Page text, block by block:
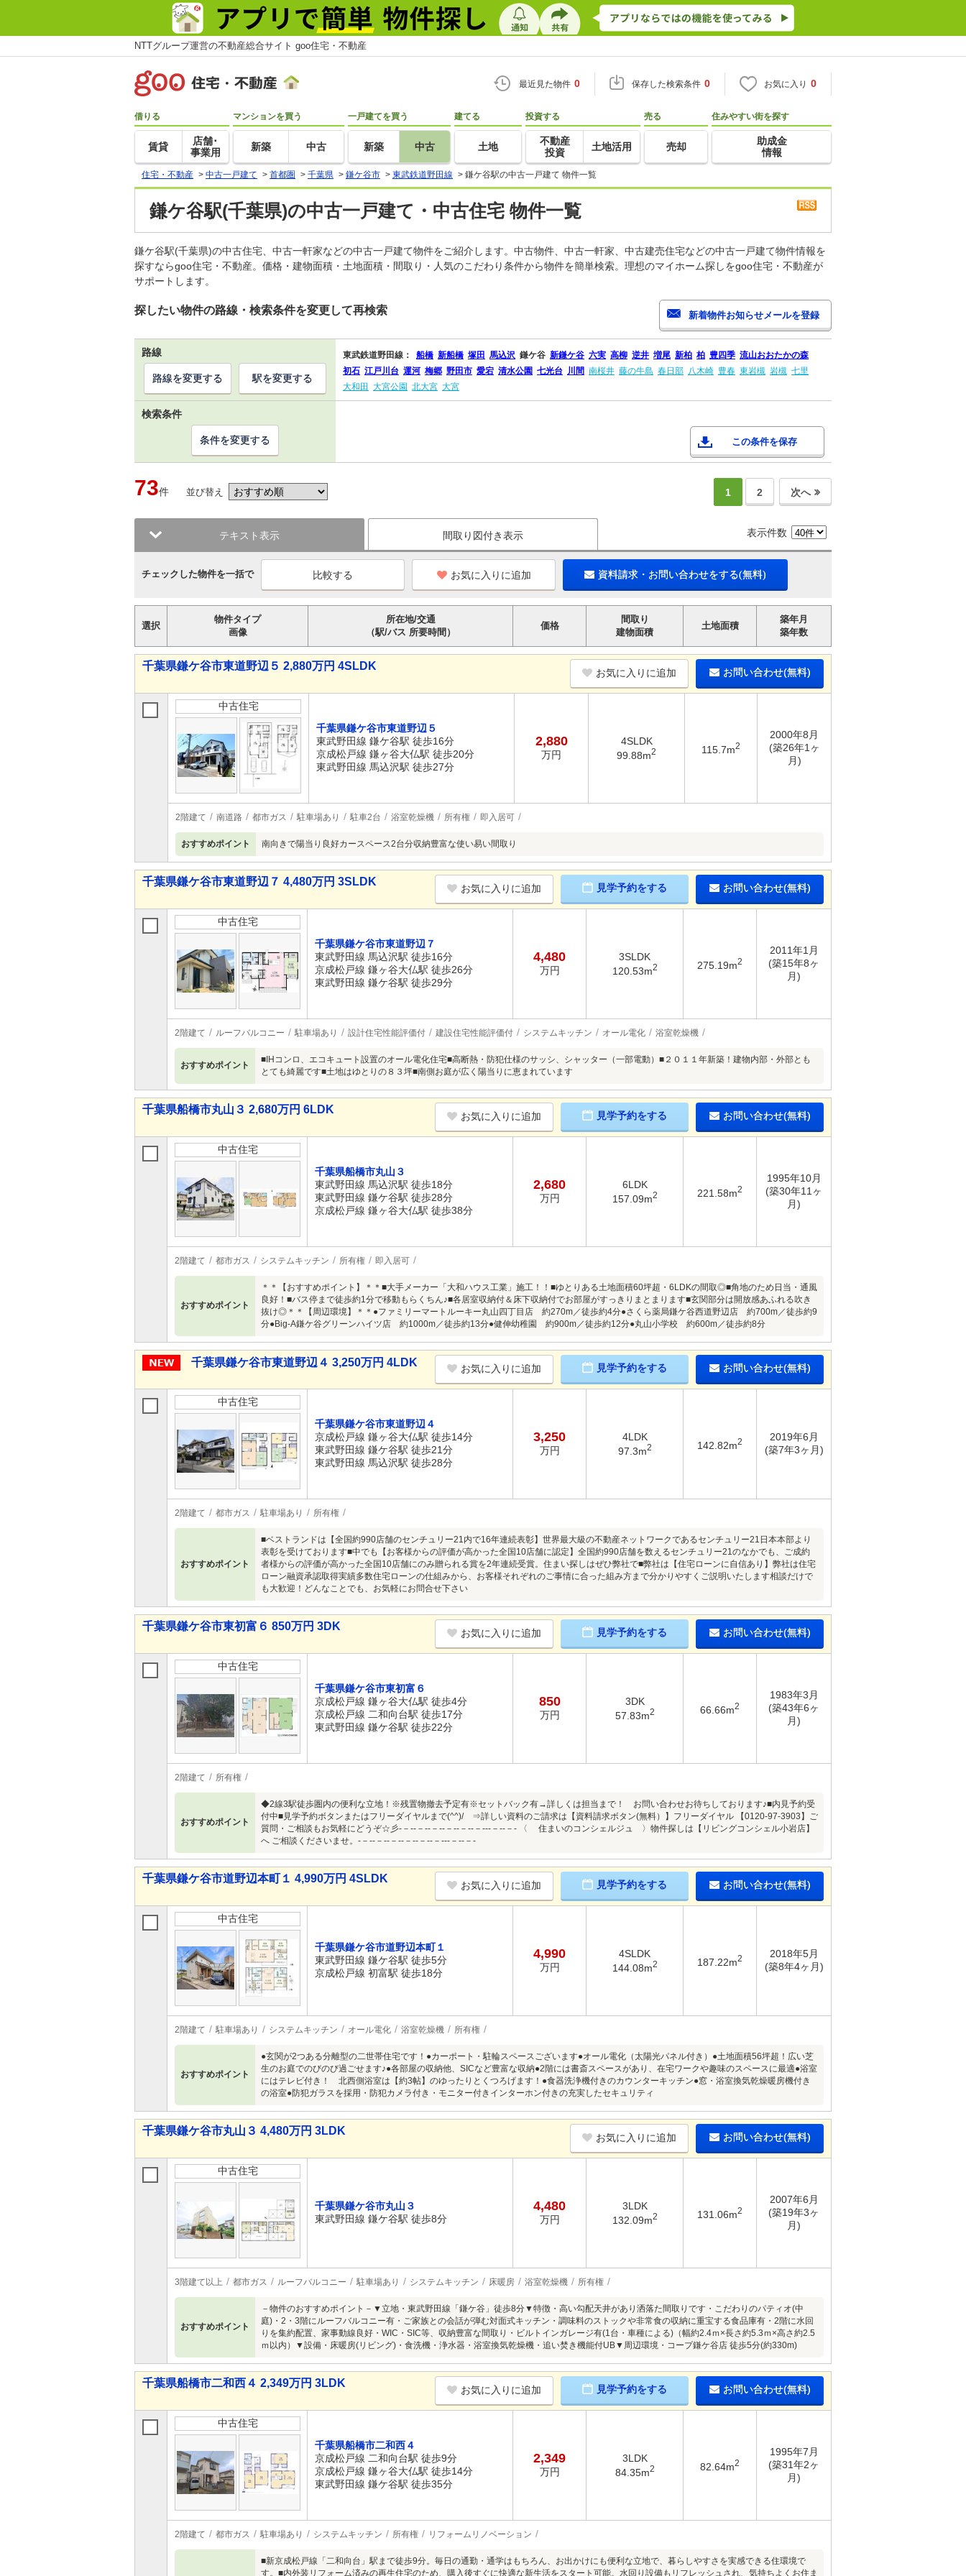
NTTグループ運営の不動産総合サイト goo住宅・不動産
最近見た物件 0 保存した検索条件 0 お気に入り 0
借りる
賃貸
店舗･
事業用
マンションを買う
新築 中古
一戸建てを買う
新築 中古
建てる
土地
投資する
不動産
投資
土地活用
売る
売却
住みやすい街を探す
助成金
情報
住宅・不動産 > 中古一戸建て > 首都圏 > 千葉県 > 鎌ケ谷市 > 東武鉄道野田線 > 鎌ケ谷駅の中古一戸建て 物件一覧
鎌ケ谷駅(千葉県)の中古一戸建て・中古住宅 物件一覧
鎌ケ谷駅(千葉県)の中古住宅、中古一軒家などの中古一戸建て物件をご紹介します。中古物件、中古一軒家、中古建売住宅などの中古一戸建て物件情報を
探すならgoo住宅・不動産。価格・建物面積・土地面積・間取り・人気のこだわり条件から物件を簡単検索。理想のマイホーム探しをgoo住宅・不動産が
サポートします。
探したい物件の路線・検索条件を変更して再検索
路線 東武鉄道野田線： 船橋 新船橋 塚田 馬込沢 鎌ケ谷 新鎌ケ谷 六実 高柳 逆井 増尾 新柏 柏 豊四季 流山おおたかの森
初石 江戸川台 運河 梅郷 野田市 愛宕 清水公園 七光台 川間 南桜井 藤の牛島 春日部 八木崎 豊春 東岩槻 岩槻 七里
大和田 大宮公園 北大宮 大宮
路線を変更する 駅を変更する
検索条件
この条件を保存
条件を変更する
73件 並び替え 1 2 次へ
テキスト表示 間取り図付き表示 表示件数
チェックした物件を一括で お気に入りに追加 資料請求・お問い合わせをする(無料)
選択
物件タイプ
画像
所在地/交通
（駅/バス 所要時間）
価格
間取り
建物面積
土地面積
築年月
築年数
千葉県鎌ケ谷市東道野辺５ 2,880万円 4SLDK
お気に入りに追加 お問い合わせ(無料)
中古住宅
千葉県鎌ケ谷市東道野辺５
東武野田線 鎌ケ谷駅 徒歩16分
京成松戸線 鎌ヶ谷大仏駅 徒歩20分
東武野田線 馬込沢駅 徒歩27分
2,880
万円
4SLDK
99.88m2 115.7m2
2000年8月
(築26年1ヶ
月)
2階建て 南道路 都市ガス 駐車場あり 駐車2台 浴室乾燥機 所有権 即入居可
おすすめポイント 南向きで陽当り良好カースペース2台分収納豊富な使い易い間取り
千葉県鎌ケ谷市東道野辺７ 4,480万円 3SLDK
お気に入りに追加 見学予約をする お問い合わせ(無料)
中古住宅
千葉県鎌ケ谷市東道野辺７
東武野田線 馬込沢駅 徒歩16分
京成松戸線 鎌ヶ谷大仏駅 徒歩26分
東武野田線 鎌ケ谷駅 徒歩29分
4,480
万円
3SLDK
120.53m2 275.19m2
2011年1月
(築15年8ヶ
月)
2階建て ルーフバルコニー 駐車場あり 設計住宅性能評価付 建設住宅性能評価付 システムキッチン オール電化 浴室乾燥機
おすすめポイント
■IHコンロ、エコキュート設置のオール電化住宅■高断熱・防犯仕様のサッシ、シャッター（一部電動）■２０１１年新築！建物内部・外部とも
とても綺麗です■土地はゆとりの８３坪■南側お庭が広く陽当りに恵まれています
千葉県船橋市丸山３ 2,680万円 6LDK
お気に入りに追加 見学予約をする お問い合わせ(無料)
中古住宅
千葉県船橋市丸山３
東武野田線 馬込沢駅 徒歩18分
東武野田線 鎌ケ谷駅 徒歩28分
京成松戸線 鎌ヶ谷大仏駅 徒歩38分
2,680
万円
6LDK
157.09m2 221.58m2
1995年10月
(築30年11ヶ
月)
2階建て 都市ガス システムキッチン 所有権 即入居可
おすすめポイント
＊＊【おすすめポイント】＊＊■大手メーカー「大和ハウス工業」施工！！■ゆとりある土地面積60坪超・6LDKの間取◎■角地のため日当・通風
良好！■バス停まで徒歩約1分で移動もらくちん♪■各居室収納付＆床下収納付でお部屋がすっきりまとまります■玄関部分は開放感あふれる吹き
抜け◎＊＊【周辺環境】＊＊●ファミリーマートルーキー丸山四丁目店 約270m／徒歩約4分●さくら薬局鎌ケ谷西道野辺店 約700m／徒歩約9
分●Big-A鎌ケ谷グリーンハイツ店 約1000m／徒歩約13分●健伸幼稚園 約900m／徒歩約12分●丸山小学校 約600m／徒歩約8分
千葉県鎌ケ谷市東道野辺４ 3,250万円 4LDK お気に入りに追加 見学予約をする お問い合わせ(無料)
中古住宅
千葉県鎌ケ谷市東道野辺４
京成松戸線 鎌ヶ谷大仏駅 徒歩14分
東武野田線 鎌ケ谷駅 徒歩21分
東武野田線 馬込沢駅 徒歩28分
3,250
万円
4LDK
97.3m2 142.82m2
2019年6月
(築7年3ヶ月)
2階建て 都市ガス 駐車場あり 所有権
おすすめポイント
■ベストランドは【全国約990店舗のセンチュリー21内で16年連続表彰】世界最大級の不動産ネットワークであるセンチュリー21日本本部より
表彰を受けております■中でも【お客様からの評価が高かった全国10店舗に認定】全国約990店舗を数えるセンチュリー21のなかでも、ご成約
者様からの評価が高かった全国10店舗にのみ贈られる賞を2年連続受賞。住まい探しはぜひ弊社で■弊社は【住宅ローンに自信あり】弊社は住宅
ローン融資承認取得実績多数住宅ローンの仕組みから、お客様それぞれのご事情に合った組み方まで分かりやすくご説明いたします相談だけで
も大歓迎！どんなことでも、お気軽にお問合せ下さい
千葉県鎌ケ谷市東初富６ 850万円 3DK
お気に入りに追加 見学予約をする お問い合わせ(無料)
中古住宅
千葉県鎌ケ谷市東初富６
京成松戸線 鎌ヶ谷大仏駅 徒歩4分
京成松戸線 二和向台駅 徒歩17分
東武野田線 鎌ケ谷駅 徒歩22分
850
万円
3DK
57.83m2 66.66m2
1983年3月
(築43年6ヶ
月)
2階建て 所有権
おすすめポイント
◆2線3駅徒歩圏内の便利な立地！※残置物撤去予定有※セットバック有→詳しくは担当まで！ お問い合わせお待ちしております♪■内見予約受
付中■見学予約ボタンまたはフリーダイヤルまで(^^)/ ⇒詳しい資料のご請求は【資料請求ボタン(無料）】フリーダイヤル 【0120-97-3903】ご
質問・ご相談もお気軽にどうぞ☆彡‐－‐‐－‐‐－‐‐－‐‐－‐‐－‐‐‐－‐‐－‐ 〈 住まいのコンシェルジュ 〉物件探しは【リビングコンシェル小岩店】
へ ご相談くださいませ。‐－‐‐－‐‐－‐‐－‐‐－‐‐－‐‐‐－‐‐－‐
千葉県鎌ケ谷市道野辺本町１ 4,990万円 4SLDK
お気に入りに追加 見学予約をする お問い合わせ(無料)
中古住宅
千葉県鎌ケ谷市道野辺本町１
東武野田線 鎌ケ谷駅 徒歩5分
京成松戸線 初富駅 徒歩18分
4,990
万円
4SLDK
144.08m2 187.22m2
2018年5月
(築8年4ヶ月)
2階建て 駐車場あり システムキッチン オール電化 浴室乾燥機 所有権
おすすめポイント
●玄関が2つある分離型の二世帯住宅です！●カーポート・駐輪スペースございます●オール電化（太陽光パネル付き）●土地面積56坪超！広い芝
生のお庭でのびのび過ごせます♪●各部屋の収納他、SICなど豊富な収納●2階には書斎スペースがあり、在宅ワークや趣味のスペースに最適●浴室
にはテレビ付き！ 北西側浴室は【約3帖】のゆったりとくつろげます！●食器洗浄機付きのカウンターキッチン●窓・浴室換気乾燥暖房機付き
の浴室●防犯ガラスを採用・防犯カメラ付き・モニター付きインターホン付きの充実したセキュリティ
千葉県鎌ケ谷市丸山３ 4,480万円 3LDK
お気に入りに追加 お問い合わせ(無料)
中古住宅
千葉県鎌ケ谷市丸山３
東武野田線 鎌ケ谷駅 徒歩8分
4,480
万円
3LDK
132.09m2 131.06m2
2007年6月
(築19年3ヶ
月)
3階建て以上 都市ガス ルーフバルコニー 駐車場あり システムキッチン 床暖房 浴室乾燥機 所有権
おすすめポイント
－物件のおすすめポイント－▼立地・東武野田線「鎌ケ谷」徒歩8分▼特徴・高い勾配天井があり洒落た間取りです・こだわりのパティオ(中
庭)・2・3階にルーフバルコニー有・ご家族との会話が弾む対面式キッチン・調味料のストックや非常食の収納に重宝する食品庫有・2階に水回
りを集約配置、家事動線良好・WIC・SIC等、収納豊富な間取り・ビルトインガレージ有(1台・車種による)（幅約2.4ｍ×長さ約5.3ｍ×高さ約2.5
ｍ以内）▼設備・床暖房(リビング)・食洗機・浄水器・浴室換気乾燥機・追い焚き機能付UB▼周辺環境・コープ鎌ケ谷店 徒歩5分(約330m)
千葉県船橋市二和西４ 2,349万円 3LDK
お気に入りに追加 見学予約をする お問い合わせ(無料)
中古住宅
千葉県船橋市二和西４
京成松戸線 二和向台駅 徒歩9分
京成松戸線 鎌ヶ谷大仏駅 徒歩14分
東武野田線 鎌ケ谷駅 徒歩35分
2,349
万円
3LDK
84.35m2 82.64m2
1995年7月
(築31年2ヶ
月)
2階建て 都市ガス 駐車場あり システムキッチン 所有権 リフォームリノベーション
■新京成松戸線「二和向台」駅まで徒歩9分。毎日の通勤・通学はもちろん、お出かけにも便利な立地で、暮らしやすさを実感できる住環境で
す。■内外装リフォーム済みの再生住宅のため、購入後すぐに快適な新生活をスタート可能。水回り設備もリフレッシュされ、気持ちよくお住ま